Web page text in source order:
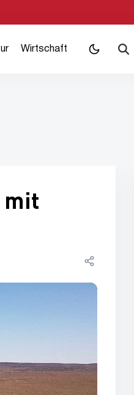
Wirtschaft
mit